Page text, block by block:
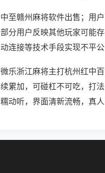
中至赣州麻将软件出售；用户
部分用户反映其他玩家可能
动连接等技术手段实现不平公
微乐浙江麻将主打杭州红中
续累加，可碰杠不可吃，打
糯动听，界面清新流畅，真